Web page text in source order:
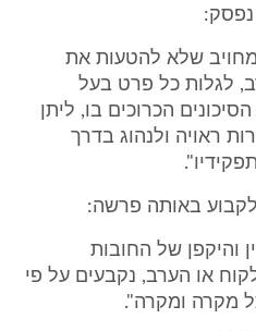
שלא להטעות את
לגלות כל פרט בעל
הכרוכים בו, ליתן
ראויה ולנהוג בדרך
באותה פרשה:
והיקפן של החובות
או הערב, נקבעים על פי
מקרה ומקרה".